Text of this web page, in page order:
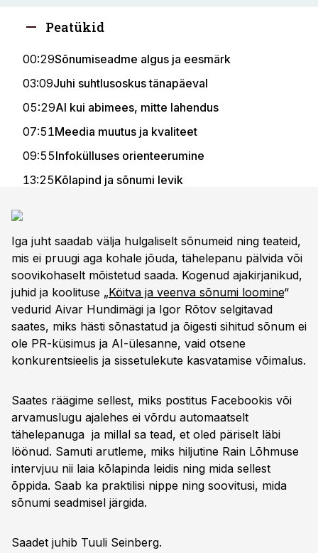
Peatükid
00:29Sõnumiseadme algus ja eesmärk
03:09Juhi suhtlusoskus tänapäeval
05:29AI kui abimees, mitte lahendus
07:51Meedia muutus ja kvaliteet
09:55Infokülluses orienteerumine
13:25Kõlapind ja sõnumi levik
22:59Pööratud püramiid
24:31Pealkiri loeb kõige rohkem
28:20AI abil parem pealkiri
28:55Sõnum ka laval
30:25Koolituse suurimad mured
36:58Facebooki postituse kriteeriumid
40:44Lugu kui sõnum
42:23 Koolituse mõju ja tulemused
44:27Keda koolitus ootab
Iga juht saadab välja hulgaliselt sõnumeid ning teateid,
mis ei pruugi aga kohale jõuda, tähelepanu pälvida või
soovikohaselt mõistetud saada. Kogenud ajakirjanikud,
juhid ja koolituse „Köitva ja veenva sõnumi loomine“
vedurid Aivar Hundimägi ja Igor Rõtov selgitavad
saates, miks hästi sõnastatud ja õigesti sihitud sõnum ei
ole PR-küsimus ja AI-ülesanne, vaid otsene
konkurentsieelis ja sissetulekute kasvatamise võimalus.
Saates räägime sellest, miks postitus Facebookis või
arvamuslugu ajalehes ei võrdu automaatselt
tähelepanuga ja millal sa tead, et oled päriselt läbi
löönud. Samuti arutleme, miks hiljutine Rain Lõhmuse
intervjuu nii laia kõlapinda leidis ning mida sellest
õppida. Saab ka praktilisi nippe ning soovitusi, mida
sõnumi seadmisel järgida.
Saadet juhib Tuuli Seinberg.